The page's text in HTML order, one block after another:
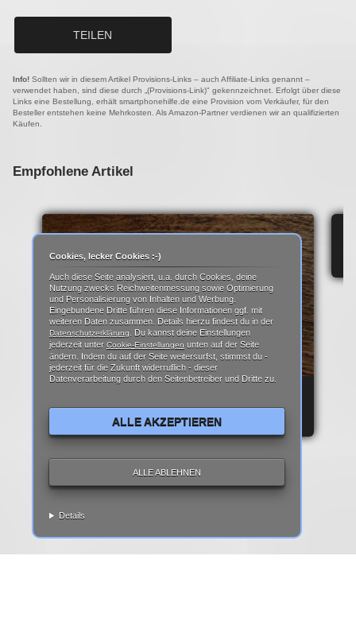
TEILEN
Info! Sollten wir in diesem Artikel Provisions-Links – auch Affiliate-Links genannt –
verwendet haben, sind diese durch „(Provisions-Link)" gekennzeichnet. Erfolgt über diese
Links eine Bestellung, erhält smartphonehilfe.de eine Provision vom Verkäufer, für den
Besteller entstehen keine Mehrkosten. Als Amazon-Partner verdienen wir an qualifizierten
Käufen.
Empfohlene Artikel
REPARATUR ANLEITUNG | TEARDOWN
Cookies, lecker Cookies :-)
Auch diese Seite analysiert, u.a. durch Cookies, deine
Nutzung zwecks Reichweitenmessung sowie Optimierung
und Personalisierung von Inhalten und Werbung.
Eingebundene Dritte führen diese Informationen ggf. mit
weiteren Daten zusammen. Details hierzu findest du in der
Datenschutzerklärung
. Du kannst deine Einstellungen
jederzeit unter Cookie-Einstellungen unten auf der Seite
ändern. Indem du auf der Seite weitersurfst, stimmst du -
jederzeit für die Zukunft widerruflich - dieser
Datenverarbeitung durch den Seitenbetreiber und Dritte zu.
ALLE AKZEPTIEREN
ALLE ABLEHNEN
Details